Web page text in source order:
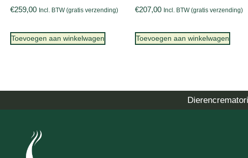
€259,00 Incl. BTW (gratis verzending)
Toevoegen aan winkelwagen
€207,00 Incl. BTW (gratis verzending)
Toevoegen aan winkelwagen